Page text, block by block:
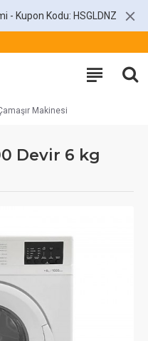
- Kupon Kodu: HSGLDNZ
Makinesi
Devir 6 kg